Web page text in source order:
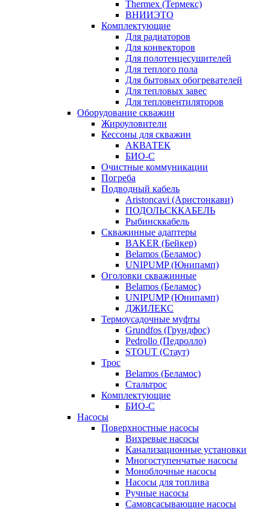
Thermex (Термекс)
ВНИИЭТО
Комплектующие
Для радиаторов
Для конвекторов
Для полотенцесушителей
Для теплого пола
Для бытовых обогревателей
Для тепловых завес
Для тепловентиляторов
Оборудование скважин
Жироуловители
Кессоны для скважин
АКВАТЕК
БИО-С
Очистные коммуникации
Погреба
Подводный кабель
Aristoncavi (Аристонкави)
ПОДОЛЬСККАБЕЛЬ
Рыбинсккабель
Скважинные адаптеры
BAKER (Бейкер)
Belamos (Беламос)
UNIPUMP (Юнипамп)
Оголовки скважинные
Belamos (Беламос)
UNIPUMP (Юнипамп)
ДЖИЛЕКС
Термоусадочные муфты
Grundfos (Грундфос)
Pedrollo (Педролло)
STOUT (Стаут)
Трос
Belamos (Беламос)
Стальтрос
Комплектующие
БИО-С
Насосы
Поверхностные насосы
Вихревые насосы
Канализационные установки
Многоступенчатые насосы
Моноблочные насосы
Насосы для топлива
Ручные насосы
Самовсасывающие насосы